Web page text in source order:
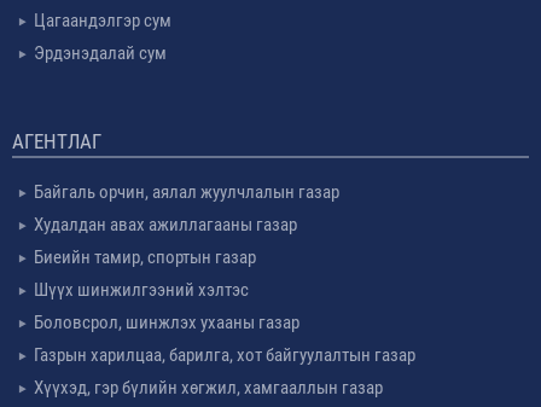
Цагаандэлгэр сум
Эрдэнэдалай сум
АГЕНТЛАГ
Байгаль орчин, аялал жуулчлалын газар
Худалдан авах ажиллагааны газар
Биеийн тамир, спортын газар
Шүүх шинжилгээний хэлтэс
Боловсрол, шинжлэх ухааны газар
Газрын харилцаа, барилга, хот байгуулалтын газар
Хүүхэд, гэр бүлийн хөгжил, хамгааллын газар